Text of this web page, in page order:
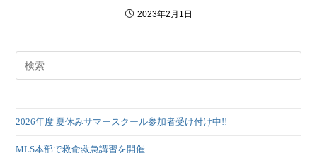
2023年2月1日
2026年度 夏休みサマースクール参加者受け付け中!!
MLS本部で救命救急講習を開催